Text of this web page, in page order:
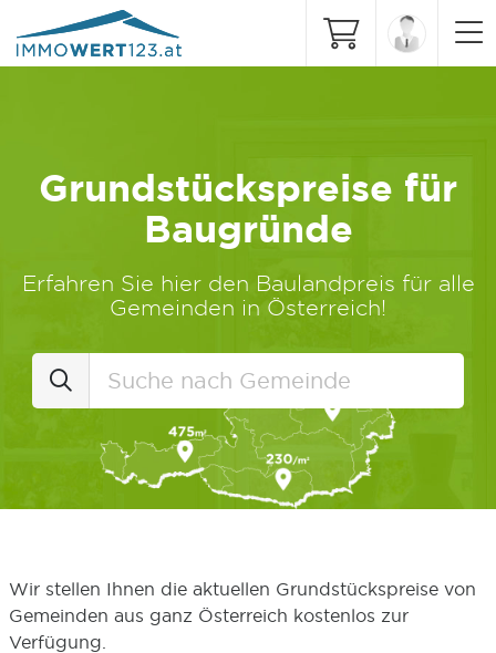
Grundstückspreise für
Baugründe
Erfahren Sie hier den Baulandpreis für alle
Gemeinden in Österreich!
Wir stellen Ihnen die aktuellen Grundstückspreise von
Gemeinden aus ganz Österreich kostenlos zur
Verfügung.